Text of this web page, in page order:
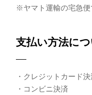
※ヤマト運輸の宅急便
支払い方法に
・クレジットカード決
・コンビニ決済